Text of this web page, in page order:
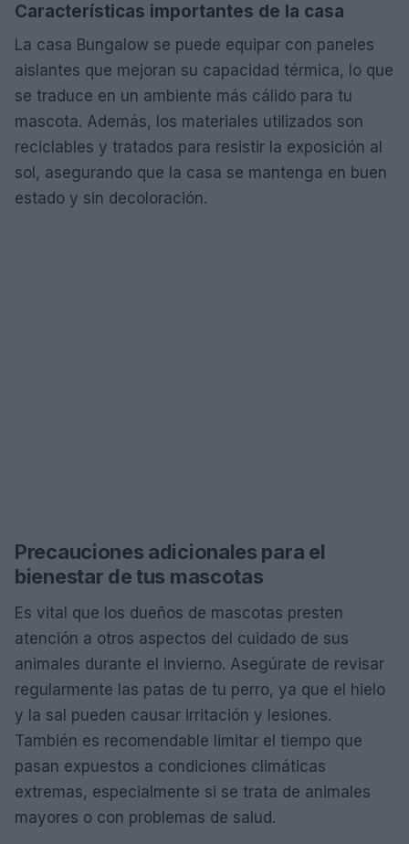
Características importantes de la casa
La casa Bungalow se puede equipar con paneles
aislantes que mejoran su capacidad térmica, lo que
se traduce en un ambiente más cálido para tu
mascota. Además, los materiales utilizados son
reciclables y tratados para resistir la exposición al
sol, asegurando que la casa se mantenga en buen
estado y sin decoloración.
Precauciones adicionales para el
bienestar de tus mascotas
Es vital que los dueños de mascotas presten
atención a otros aspectos del cuidado de sus
animales durante el invierno. Asegúrate de revisar
regularmente las patas de tu perro, ya que el hielo
y la sal pueden causar irritación y lesiones.
También es recomendable limitar el tiempo que
pasan expuestos a condiciones climáticas
extremas, especialmente si se trata de animales
mayores o con problemas de salud.